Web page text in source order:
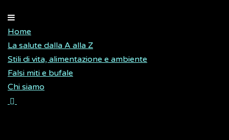
Home
La salute dalla A alla Z
Stili di vita, alimentazione e ambiente
Falsi miti e bufale
Chi siamo